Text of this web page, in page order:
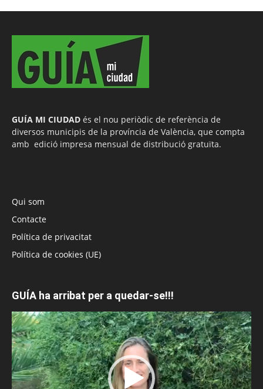
GUÍA MI CIUDAD és el nou periòdic de referència de
diversos municipis de la província de València, que compta
amb edició impresa mensual de distribució gratuïta.
Qui som
Contacte
Política de privacitat
Política de cookies (UE)
GUÍA ha arribat per a quedar-se!!!
Reproductor
de
vídeo